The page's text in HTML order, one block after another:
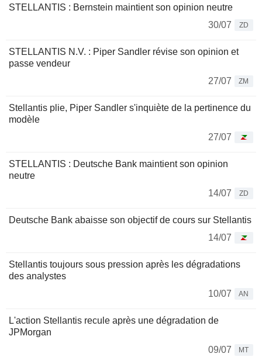
STELLANTIS : Bernstein maintient son opinion neutre
30/07
ZD
STELLANTIS N.V. : Piper Sandler révise son opinion et
passe vendeur
27/07
ZM
Stellantis plie, Piper Sandler s'inquiète de la pertinence du
modèle
27/07
STELLANTIS : Deutsche Bank maintient son opinion
neutre
14/07
ZD
Deutsche Bank abaisse son objectif de cours sur Stellantis
14/07
Stellantis toujours sous pression après les dégradations
des analystes
10/07
AN
L'action Stellantis recule après une dégradation de
JPMorgan
09/07
MT